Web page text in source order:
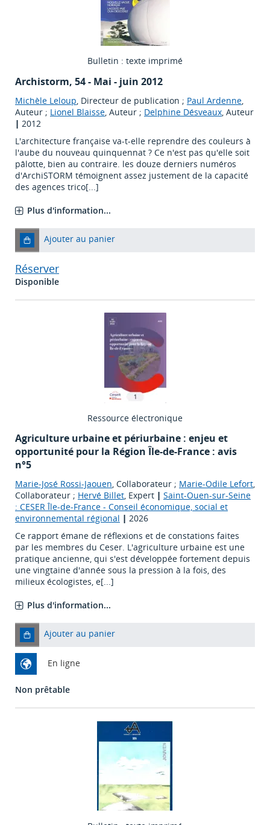
Bulletin : texte imprimé
Archistorm, 54 - Mai - juin 2012
Michèle Leloup, Directeur de publication ; Paul Ardenne,
Auteur ; Lionel Blaisse, Auteur ; Delphine Désveaux, Auteur
| 2012
L'architecture française va-t-elle reprendre des couleurs à
l'aube du nouveau quinquennat ? Ce n'est pas qu'elle soit
pâlotte, bien au contraire. les douze derniers numéros
d'ArchiSTORM témoignent assez justement de la capacité
des agences trico[...]
Plus d'information...
Ajouter au panier
Réserver
Disponible
Ressource électronique
Agriculture urbaine et périurbaine : enjeu et
opportunité pour la Région Île-de-France : avis
n°5
Marie-José Rossi-Jaouen, Collaborateur ; Marie-Odile Lefort,
Collaborateur ; Hervé Billet, Expert | Saint-Ouen-sur-Seine
: CESER Île-de-France - Conseil économique, social et
environnemental régional | 2026
Ce rapport émane de réflexions et de constations faites
par les membres du Ceser. L'agriculture urbaine est une
pratique ancienne, qui s'est développée fortement depuis
une vingtaine d'année sous la pression à la fois, des
milieux écologistes, e[...]
Plus d'information...
Ajouter au panier
En ligne
Non prêtable